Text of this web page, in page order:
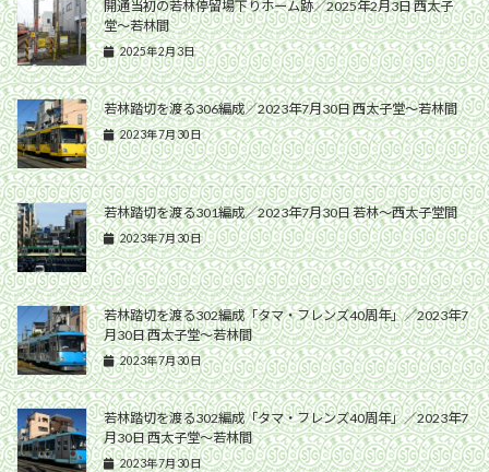
開通当初の若林停留場下りホーム跡／2025年2月3日 西太子
堂〜若林間
2025年2月3日
若林踏切を渡る306編成／2023年7月30日 西太子堂〜若林間
2023年7月30日
若林踏切を渡る301編成／2023年7月30日 若林〜西太子堂間
2023年7月30日
若林踏切を渡る302編成「タマ・フレンズ40周年」／2023年7
月30日 西太子堂〜若林間
2023年7月30日
若林踏切を渡る302編成「タマ・フレンズ40周年」／2023年7
月30日 西太子堂〜若林間
2023年7月30日